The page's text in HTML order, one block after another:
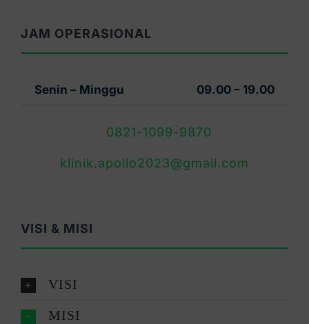
JAM OPERASIONAL
Senin – Minggu 09.00 – 19.00
0821-1099-9870
klinik.apollo2023@gmail.com
VISI & MISI
VISI
MISI